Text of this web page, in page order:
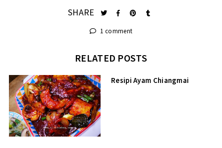
SHARE
1 comment
RELATED POSTS
Resipi Ayam Chiangmai